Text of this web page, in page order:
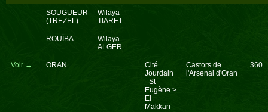
SOUGUEUR
(TREZEL)
Wilaya
TIARET
ROUÏBA
Wilaya
ALGER
Voir → ORAN
Cité
Jourdain
- St
Eugène >
El
Makkari
Castors de
l'Arsenal d'Oran
360